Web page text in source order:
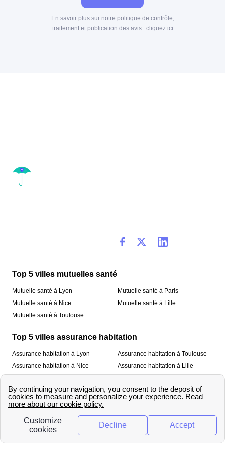
En savoir plus sur notre politique de contrôle,
traitement et publication des avis : cliquez ici
Top 5 villes mutuelles santé
Mutuelle santé à Lyon
Mutuelle santé à Nice
Mutuelle santé à Toulouse
Mutuelle santé à Paris
Mutuelle santé à Lille
Top 5 villes assurance habitation
Assurance habitation à Lyon
Assurance habitation à Nice
Assurance habitation à Toulouse
Assurance habitation à Lille
À propos
Qui sommes-nous ? Mentions légales